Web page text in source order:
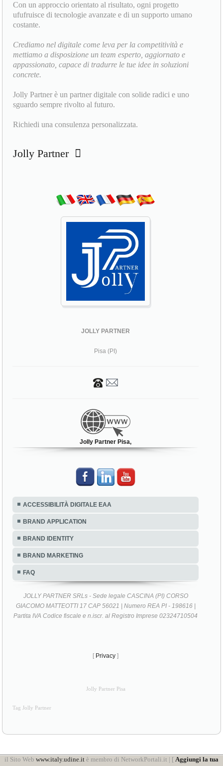
Con un approccio orientato al risultato, ogni progetto
ufufruisce di tecnologie avanzate e di un supporto umano
costante.
Crediamo nel digitale come leva per la competitività e
mettiamo a disposizione un team esperto, aggiornato e
appassionato, capace di tradurre le tue idee in soluzioni
concrete.
Jolly Partner è un partner digitale con solide radici e uno
sguardo sempre rivolto al futuro.
Richiedi una consulenza personalizzata.
Jolly Partner
JOLLY PARTNER
Pisa (PI)
Jolly Partner Pisa,
ACCESSIBILITÀ DIGITALE EAA
BRAND APPLICATION
BRAND IDENTITY
BRAND MARKETING
FAQ
JOLLY PARTNER SRLs - Sede legale CASCINA (PI) CORSO
GIACOMO MATTEOTTI 17 CAP 56021 | Numero REA PI - 198616 |
Partita IVA Codice fiscale e n.iscr. al Registro Imprese 02324710504
[ Privacy ]
Jolly Partner Pisa
Tag Jolly Partner
il Sito Web www.italy.udine.it è membro di NetworkPortali.it | [ Aggiungi la tua